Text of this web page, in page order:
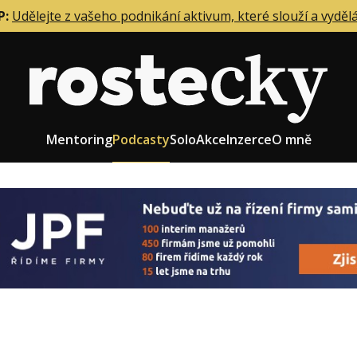
Udělejte z vašeho podnikání aktivum, které slouží a
MentoringPodcastySoloAkceInzerceO mně
firmy
zaměstnanců
Role zakladatele/CEO
Růst firmy